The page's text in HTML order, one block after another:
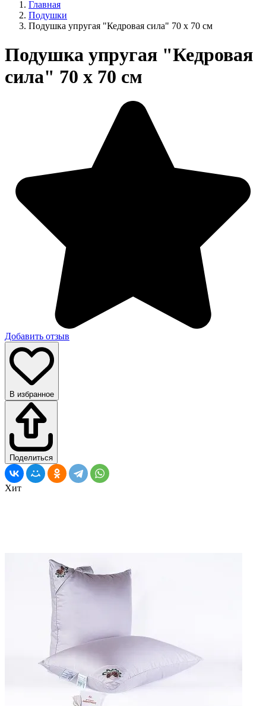
Главная
Подушки
Подушка упругая "Кедровая сила" 70 х 70 см
Подушка упругая "Кедровая
сила" 70 х 70 см
Добавить отзыв
В избранное
Поделиться
Хит